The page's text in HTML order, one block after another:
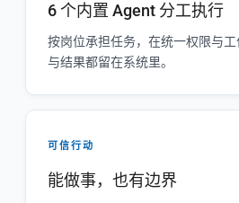
6 个内置 Agent 分工执行
按岗位承担任务，在统一权限与
与结果都留在系统里。
可信行动
能做事，也有边界